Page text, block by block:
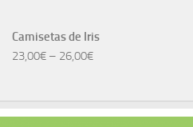
original
era:
actual
es:
Camisetas de Iris
23,00€ – 26,00€